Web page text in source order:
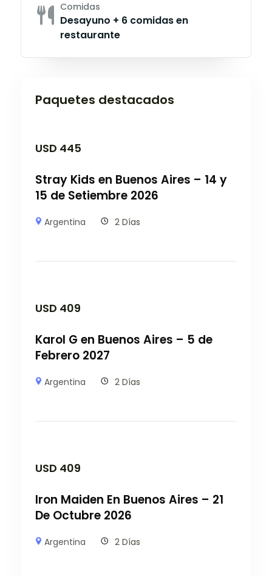
Comidas
Desayuno + 6 comidas en
restaurante
Paquetes destacados
USD 445
Stray Kids en Buenos Aires – 14 y
15 de Setiembre 2026
Argentina 2 Días
USD 409
Karol G en Buenos Aires – 5 de
Febrero 2027
Argentina 2 Días
USD 409
Iron Maiden En Buenos Aires – 21
De Octubre 2026
Argentina 2 Días